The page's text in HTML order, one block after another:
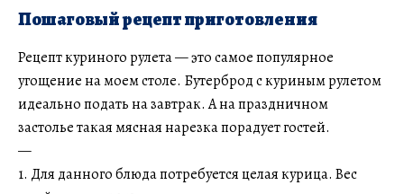
Пошаговый рецепт приготовления
Рецепт куриного рулета — это самое популярное
угощение на моем столе. Бутерброд с куриным рулетом
идеально подать на завтрак. А на праздничном
застолье такая мясная нарезка порадует гостей.
—
1. Для данного блюда потребуется целая курица. Вес